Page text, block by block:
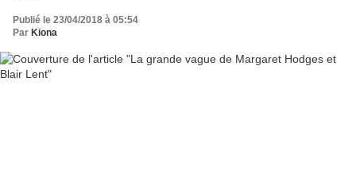
Publié le 23/04/2018 à 05:54
Par Kiona